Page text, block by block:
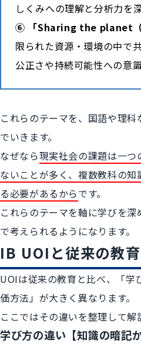
しくみへの理解と分析力を
⑥ 「Sharing the planet（
限られた資源・環境の中で
公正さや持続可能性への意
これらのテーマを、国語や理
でいきます。
なぜなら現実社会の課題は一
ないことが多く、複数教科の
る必要があるからです。
これらのテーマを軸に学びを
で考えられるようになります。
IB UOIと従来の教
UOIは従来の教育と比べ、「学
価方法」が大きく異なります。
ここではその違いを整理して解
学び方の違い【知識の暗記